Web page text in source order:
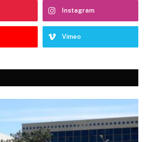
Instagram
Vimeo